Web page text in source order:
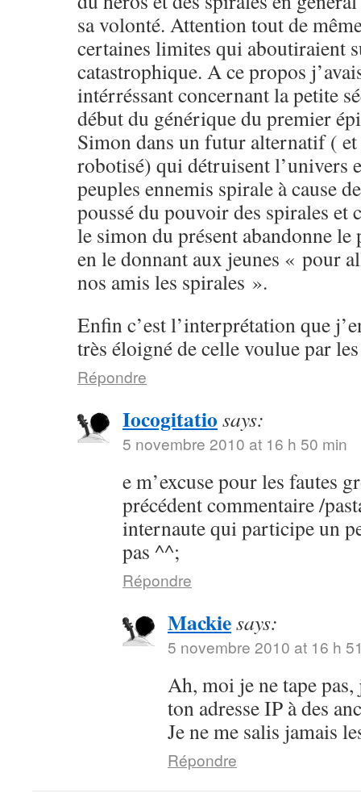
sa volonté. Attention tout de
certaines limites qui aboutiraient
catastrophique. A ce propos
intérréssant concernant la petite
début du générique du premier
Simon dans un futur alternatif (
robotisé) qui détruisent l’univers
peuples ennemis spirale à cause
poussé du pouvoir des spirales et
le simon du présent abandonne
en le donnant aux jeunes « pour
nos amis les spirales ».
Enfin c’est l’interprétation que
très éloigné de celle voulue par
Répondre
Iocogitatio says:
5 novembre 2010 at 16 h 50 min
e m’excuse pour les fautes
précédent commentaire /
internaute qui participe un
pas ^^;
Répondre
Mackiesays:
5 novembre 2010 at 16 h
Ah, moi je ne tape
ton adresse IP à des
Je ne me salis jamais
Répondre